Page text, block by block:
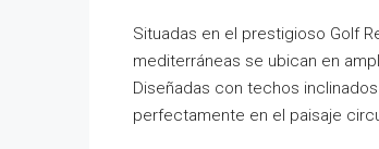
Situadas en el prestigioso Golf
mediterráneas se ubican en
Diseñadas con techos
perfectamente en el paisaje